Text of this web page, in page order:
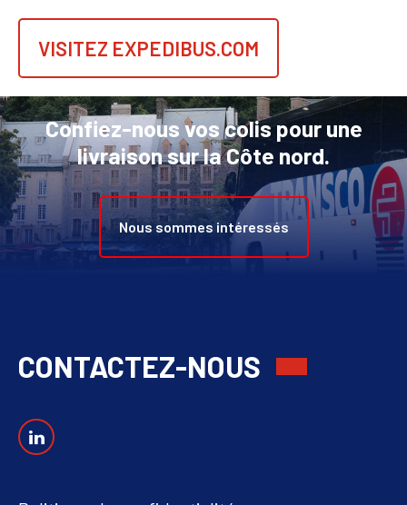
VISITEZ EXPEDIBUS.COM
Confiez-nous vos colis pour une
livraison sur la Côte nord.
Nous sommes intéressés
CONTACTEZ-NOUS